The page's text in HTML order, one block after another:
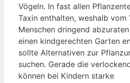
Vögeln. In fast allen
Taxin enthalten, weshalb vom
Menschen dringend
einen kindgerechten Garten
sollte Alternativen zur
suchen. Gerade die
können bei Kindern starke